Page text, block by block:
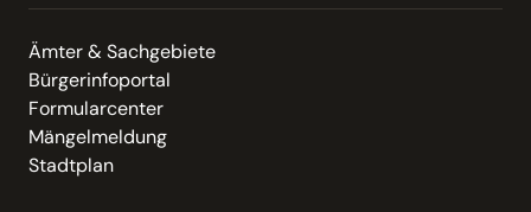
Ämter & Sachgebiete
Bürgerinfoportal
Formularcenter
Mängelmeldung
Stadtplan